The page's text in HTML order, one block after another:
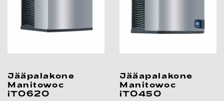
Jääpalakone
Manitowoc
iT0620
Jääapalakone
Manitowoc
iT0450